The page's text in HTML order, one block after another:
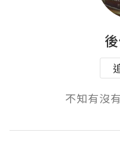
不知有沒